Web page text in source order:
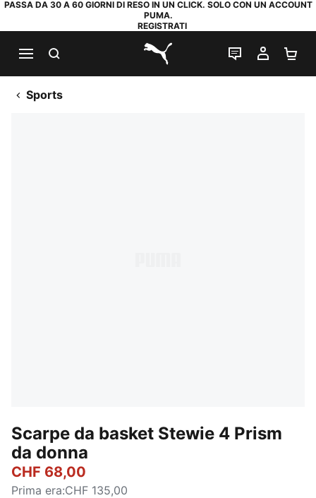
PASSA DA 30 A 60 GIORNI DI RESO IN UN CLICK. SOLO CON UN ACCOUNT
PUMA.
REGISTRATI
PUMA.com
CHAT IL MIO
Sports
Scarpe da basket Stewie 4 Prism
da donna
CHF 68,00
Prima era:CHF 135,00